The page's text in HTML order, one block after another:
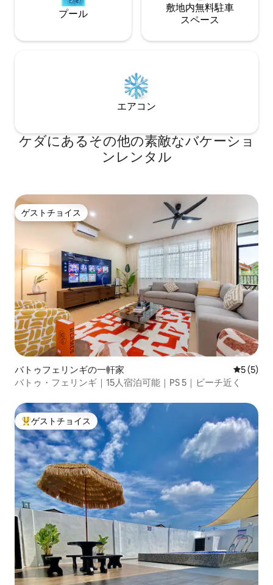
プール
敷地内無料駐⁠車
ス⁠ペ⁠ー⁠ス
エアコン
ケダにあるその他の素敵なバケーショ
ンレンタル
ゲストチョイス
ゲストチョイス
バトゥフェリンギの一軒家 レビュー
5 (5)
バトゥ・フェリンギ｜15人宿泊可能｜PS 5｜ビーチ近く
大好評のゲストチョイスです。
ゲストチョイス